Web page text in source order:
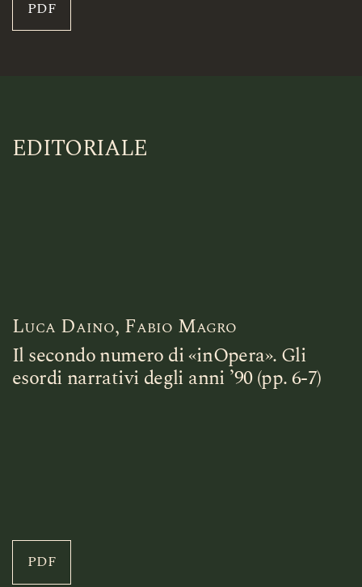
PDF
EDITORIALE
Luca Daino, Fabio Magro
Il secondo numero di «inOpera». Gli
esordi narrativi degli anni ’90 (pp. 6-7)
PDF